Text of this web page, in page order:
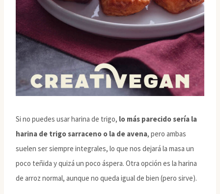
Si no puedes usar harina de trigo, lo más parecido sería la
harina de trigo sarraceno o la de avena, pero ambas
suelen ser siempre integrales, lo que nos dejará la masa un
poco teñida y quizá un poco áspera. Otra opción es la harina
de arroz normal, aunque no queda igual de bien (pero sirve).